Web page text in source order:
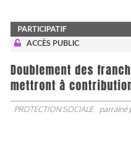
PARTICIPATIF
ACCÈS PUBLIC
Doublement des
mettront à
PROTECTION SOCIALE parrainé